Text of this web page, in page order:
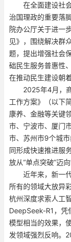
在全面建设社会
治国理政的重要落
院办公厅关于进一
见》，围绕解决群
题，提出增强社会
础民生服务普惠性
在推动民生建设朝
2025年4月，商
工作方案》（以下
康养、金融等关键
市、宁波市、厦门
市、苏州市9个城
同形成快速推进服
放从“单点突破”迈
近年来，新一代
所有的领域大放异
杭州深度求索人工
DeepSeek-R1，凭
模型相当的效果，
发领域强烈反响。